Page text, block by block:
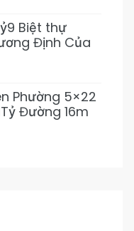
Biệt thự
Định Của
Phường 5×22
Đường 16m